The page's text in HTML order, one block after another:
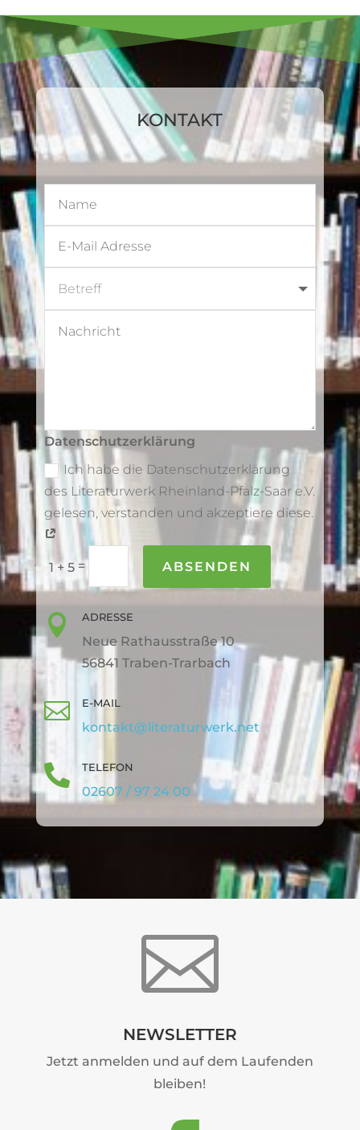
KONTAKT
Datenschutzerklärung
Ich habe die Datenschutzerklärung
des Literaturwerk Rheinland-Pfalz-Saar e.V.
gelesen, verstanden und akzeptiere diese.
1 + 5= ABSENDEN
 ADRESSE
Neue Rathausstraße 10
56841 Traben-Trarbach
 E-MAIL
kontakt@literaturwerk.net
 TELEFON
02607 / 97 24 00

NEWSLETTER
Jetzt anmelden und auf dem Laufenden
bleiben!